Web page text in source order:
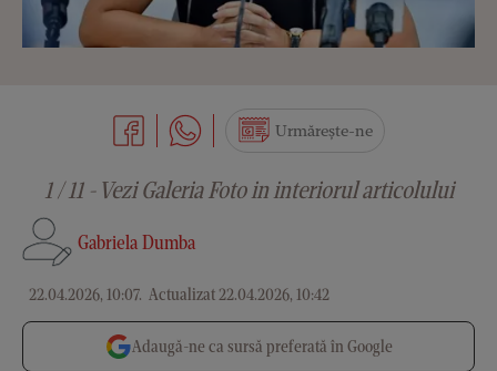
Gabriela Dumba
22.04.2026, 10:07. Actualizat 22.04.2026, 10:42
Urmărește-ne
1 / 11 - Vezi Galeria Foto in interiorul articolului
Adaugă-ne ca sursă preferată în Google